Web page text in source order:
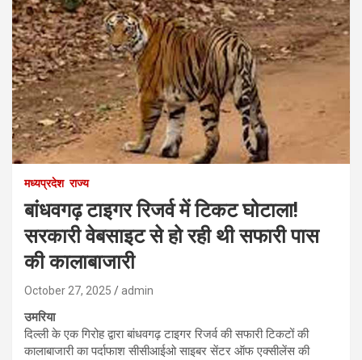
मध्यप्रदेश राज्य
बांधवगढ़ टाइगर रिजर्व में टिकट घोटाला!
सरकारी वेबसाइट से हो रही थी सफारी पास
की कालाबाजारी
October 27, 2025 admin
उमरिया
दिल्ली के एक गिरोह द्वारा बांधवगढ़ टाइगर रिजर्व की सफारी टिकटों की
कालाबाजारी का पर्दाफाश सीसीआईओ साइबर सेंटर ऑफ एक्सीलेंस की